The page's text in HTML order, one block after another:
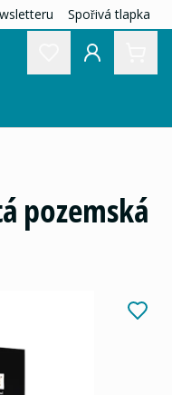
Spořivá tlapka
pozemská